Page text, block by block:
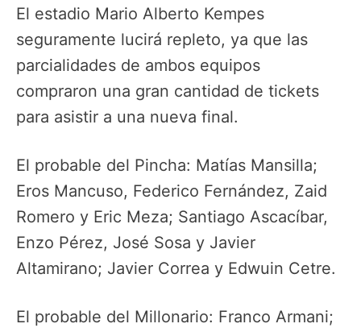
El estadio Mario Alberto Kempes
seguramente lucirá repleto, ya que las
parcialidades de ambos equipos
compraron una gran cantidad de tickets
para asistir a una nueva final.
El probable del Pincha: Matías Mansilla;
Eros Mancuso, Federico Fernández, Zaid
Romero y Eric Meza; Santiago Ascacíbar,
Enzo Pérez, José Sosa y Javier
Altamirano; Javier Correa y Edwuin Cetre.
El probable del Millonario: Franco Armani;